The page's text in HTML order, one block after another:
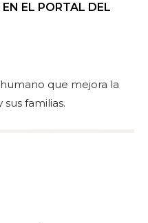
EL PORTAL DEL
que mejora la
familias.